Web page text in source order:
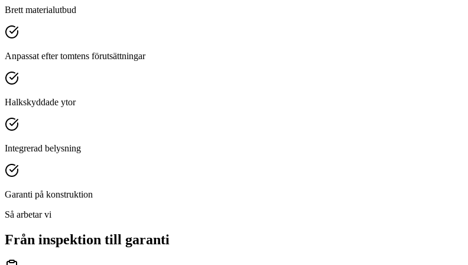
Brett materialutbud
Anpassat efter tomtens förutsättningar
Halkskyddade ytor
Integrerad belysning
Garanti på konstruktion
Så arbetar vi
Från inspektion till garanti